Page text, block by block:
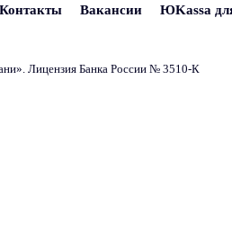
Контакты Вакансии ЮKassa
». Лицензия Банка России № 3510‑К